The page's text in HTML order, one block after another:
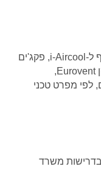
ל- i-Aircool, פקג'ים
Eurovent
,
לפי מפרט טכני
בדרישות משרד